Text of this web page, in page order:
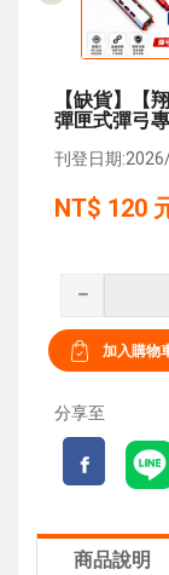
【缺貨】【
彈匣式彈弓
刊登日期
NT$ 120
分享至
商品說明